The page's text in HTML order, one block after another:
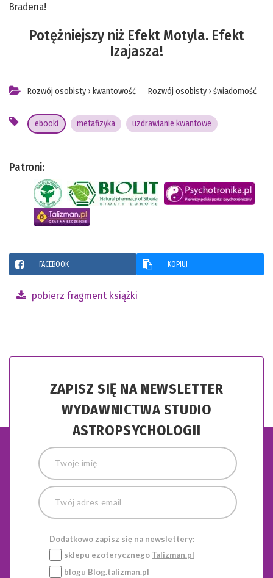
Bradena!
Potężniejszy niż Efekt Motyla. Efekt
Izajasza!
Rozwój osobisty › kwantowość Rozwój osobisty › świadomość
ebooki metafizyka uzdrawianie kwantowe
Patroni:
FACEBOOK KOPIUJ
pobierz fragment książki
ZAPISZ SIĘ NA NEWSLETTER
WYDAWNICTWA STUDIO
ASTROPSYCHOLOGII
Dodatkowo zapisz się na newslettery:
sklepu ezoterycznego Talizman.pl
blogu Blog.talizman.pl